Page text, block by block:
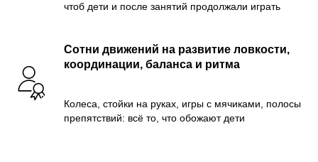
чтоб дети и после занятий продолжали играть
Сотни движений на развитие ловкости,
координации, баланса и ритма
Колеса, стойки на руках, игры с мячиками, полосы
препятствий: всё то, что обожают дети